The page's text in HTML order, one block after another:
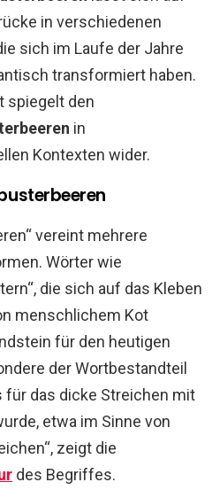
in verschiedenen
sich im Laufe der Jahre
transformiert haben.
spiegelt den
in
Kontexten wider.
vereint mehrere
Wörter wie
die sich auf das Kleben
menschlichem Kot
für den heutigen
der Wortbestandteil
für das dicke Streichen mit
etwa im Sinne von
zeigt die
des Begriffes.